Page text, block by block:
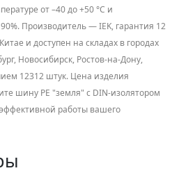
от –40 до +50 °C и
Производитель — IEK, гарантия 12
и доступен на складах в городах
Новосибирск, Ростов-на-Дону,
12312 штук. Цена изделия
шину PE "земля" с DIN-изолятором
работы вашего